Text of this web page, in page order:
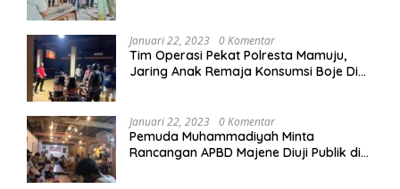
Januari 22, 2023 0 Komentar
Tim Operasi Pekat Polresta Mamuju,
Jaring Anak Remaja Konsumsi Boje Di
Januari 22, 2023 0 Komentar
Pemuda Muhammadiyah Minta
Rancangan APBD Majene Diuji Publik di